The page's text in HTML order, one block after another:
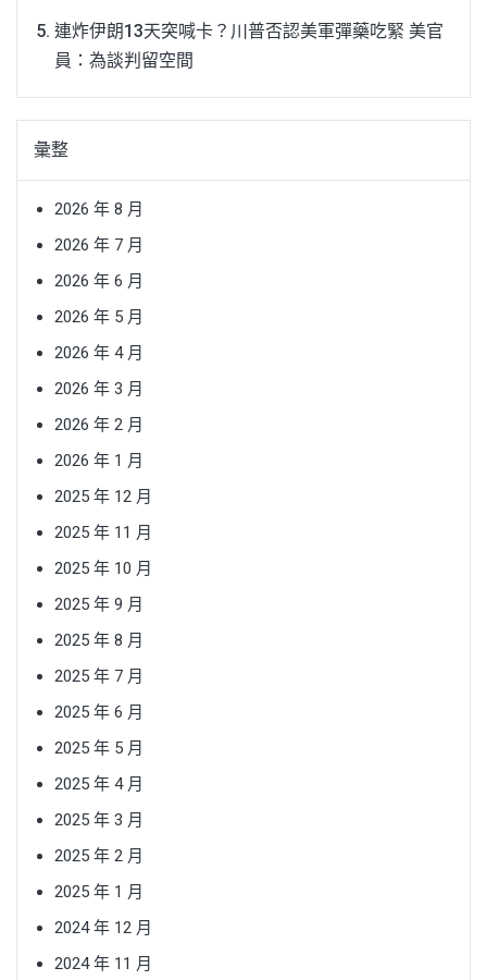
連炸伊朗13天突喊卡？川普否認美軍彈藥吃緊 美官
員：為談判留空間
彙整
2026 年 8 月
2026 年 7 月
2026 年 6 月
2026 年 5 月
2026 年 4 月
2026 年 3 月
2026 年 2 月
2026 年 1 月
2025 年 12 月
2025 年 11 月
2025 年 10 月
2025 年 9 月
2025 年 8 月
2025 年 7 月
2025 年 6 月
2025 年 5 月
2025 年 4 月
2025 年 3 月
2025 年 2 月
2025 年 1 月
2024 年 12 月
2024 年 11 月